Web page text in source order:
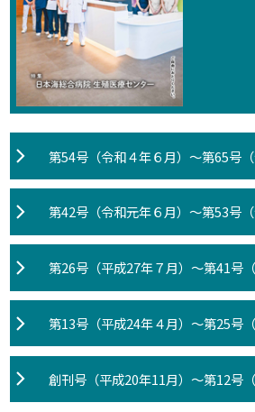
第54号（令和４年６月）～第65号（
第42号（令和元年６月）～第53号（
第26号（平成27年７月）～第41号（
第13号（平成24年４月）～第25号（
創刊号（平成20年11月）～第12号（